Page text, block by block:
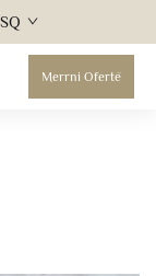
SQ
Merrni Ofertë